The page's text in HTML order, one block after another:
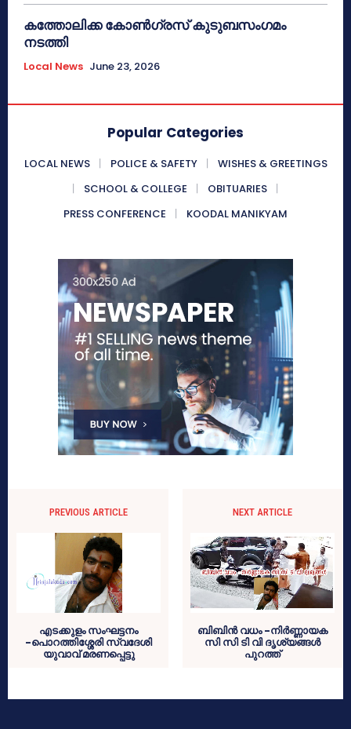
കത്തോലിക്ക കോൺഗ്രസ് കുടുബസംഗമം
നടത്തി
Local News June 23, 2026
Popular Categories
LOCAL NEWS POLICE & SAFETY
WISHES & GREETINGS
SCHOOL & COLLEGE
OBITUARIES
PRESS CONFERENCE
KOODAL MANIKYAM
PREVIOUS ARTICLE
എടക്കുളം സംഘട്ടനം
-പൊറത്തിശ്ശേരി സ്വദേശി
യുവാവ് മരണപ്പെട്ടു
NEXT ARTICLE
ബിബിന്‍ വധം -നിര്‍ണ്ണായക
സി സി ടി വി ദൃശ്യങ്ങള്‍
പുറത്ത്